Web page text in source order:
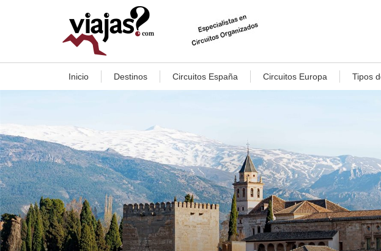
Inicio Destinos Circuitos España Circuitos Europa Tipos